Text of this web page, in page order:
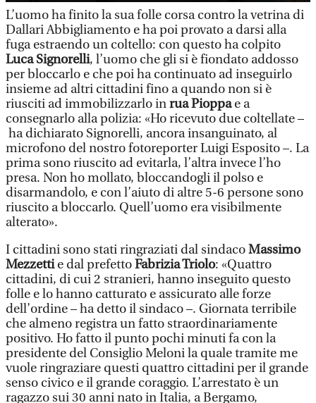
L’uomo ha finito la sua folle corsa contro la vetrina di
Dallari Abbigliamento e ha poi provato a darsi alla
fuga estraendo un coltello: con questo ha colpito
Luca Signorelli, l’uomo che gli si è fiondato addosso
per bloccarlo e che poi ha continuato ad inseguirlo
insieme ad altri cittadini fino a quando non si è
riusciti ad immobilizzarlo inrua Pioppae a
consegnarlo alla polizia: «Ho ricevuto due coltellate –
ha dichiarato Signorelli, ancora insanguinato, al
microfono del nostro fotoreporter Luigi Esposito –. La
prima sono riuscito ad evitarla, l’altra invece l’ho
presa. Non ho mollato, bloccandogli il polso e
disarmandolo, e con l’aiuto di altre 5-6 persone sono
riuscito a bloccarlo. Quell’uomo era visibilmente
alterato».
I cittadini sono stati ringraziati dal sindacoMassimo
Mezzettie dal prefettoFabrizia Triolo: «Quattro
cittadini, di cui 2 stranieri, hanno inseguito questo
folle e lo hanno catturato e assicurato alle forze
dell’ordine – ha detto il sindaco –. Giornata terribile
che almeno registra un fatto straordinariamente
positivo. Ho fatto il punto pochi minuti fa con la
presidente del Consiglio Meloni la quale tramite me
vuole ringraziare questi quattro cittadini per il grande
senso civico e il grande coraggio. L’arrestato è un
ragazzo sui 30 anni nato in Italia, a Bergamo,